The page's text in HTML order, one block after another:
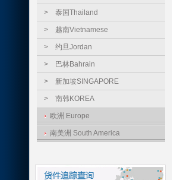
> 泰国Thailand
> 越南Vietnamese
> 约旦Jordan
> 巴林Bahrain
> 新加坡SINGAPORE
> 南韩KOREA
欧洲 Europe
南美洲 South America